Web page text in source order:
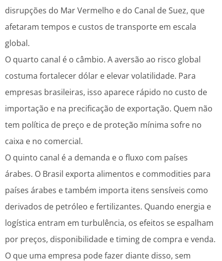
disrupções do Mar Vermelho e do Canal de Suez, que
afetaram tempos e custos de transporte em escala
global.
O quarto canal é o câmbio. A aversão ao risco global
costuma fortalecer dólar e elevar volatilidade. Para
empresas brasileiras, isso aparece rápido no custo de
importação e na precificação de exportação. Quem não
tem política de preço e de proteção mínima sofre no
caixa e no comercial.
O quinto canal é a demanda e o fluxo com países
árabes. O Brasil exporta alimentos e commodities para
países árabes e também importa itens sensíveis como
derivados de petróleo e fertilizantes. Quando energia e
logística entram em turbulência, os efeitos se espalham
por preços, disponibilidade e timing de compra e venda.
O que uma empresa pode fazer diante disso, sem